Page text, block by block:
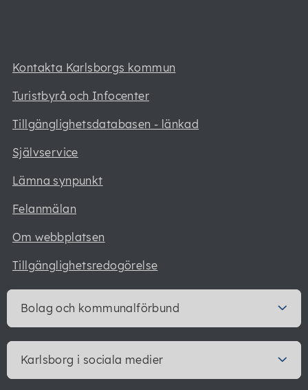
Kontakta Karlsborgs kommun
Turistbyrå och Infocenter
Tillgänglighetsdatabasen - länkad
Självservice
Lämna synpunkt
Felanmälan
Om webbplatsen
Tillgänglighetsredogörelse
Bolag och kommunalförbund
Karlsborg i sociala medier